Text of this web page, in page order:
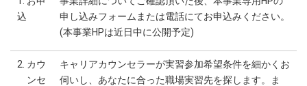
込
申し込みフォームまたは電話にてお申込みください。
(本事業HPは近日中に公開予定)
2. カウ
ンセ
キャリアカウンセラーが実習参加希望条件を細かくお
伺いし、あなたに合った職場実習先を探します。ま